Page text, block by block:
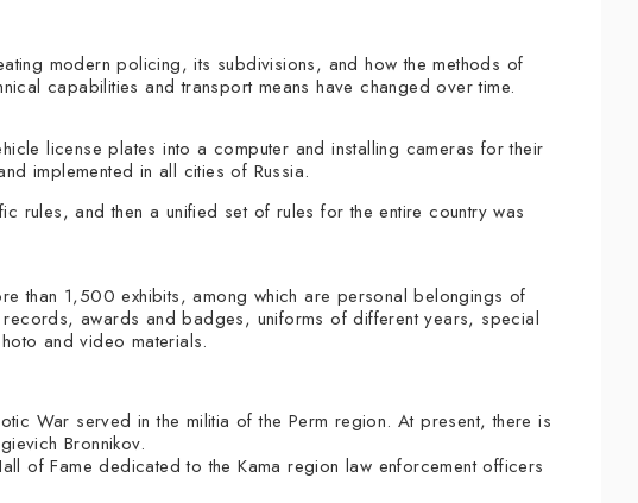
modern policing, its subdivisions, and how the methods of
capabilities and transport means have changed over time.
license plates into a computer and installing cameras for their
implemented in all cities of Russia.
rules, and then a unified set of rules for the entire country was
than 1,500 exhibits, among which are personal belongings of
awards and badges, uniforms of different years, special
and video materials.
War served in the militia of the Perm region. At present, there is
Bronnikov.
of Fame dedicated to the Kama region law enforcement officers